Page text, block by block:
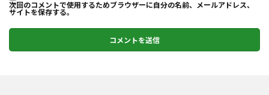
次回のコメントで使用するためブラウザーに自分の名前、メールアドレス、
サイトを保存する。